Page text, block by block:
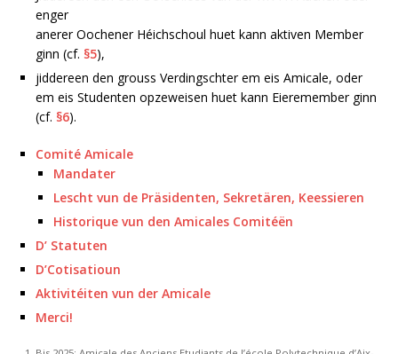
enger
anerer Oochener Héichschoul huet kann aktiven Member
ginn (cf. §5),
jiddereen den grouss Verdingschter em eis Amicale, oder
em eis Studenten opzeweisen huet kann Eieremember ginn
(cf. §6).
Comité Amicale
Mandater
Lescht vun de Präsidenten, Sekretären, Keessieren
Historique vun den Amicales Comitéën
D’ Statuten
D’Cotisatioun
Aktivitéiten vun der Amicale
Merci!